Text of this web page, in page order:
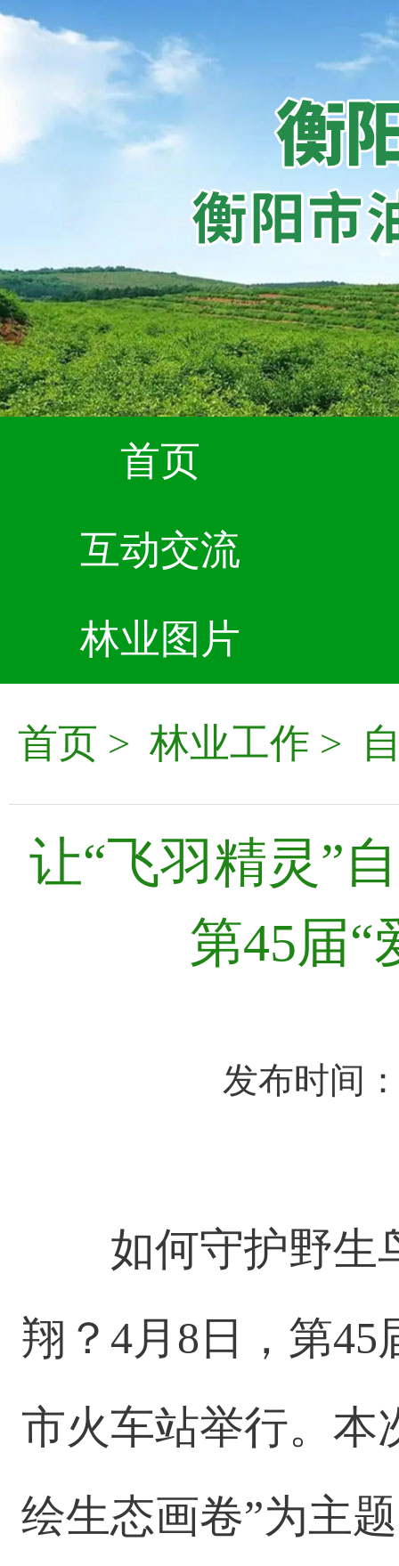
首页
互动交流
林业图片
首页 > 林业工作 >
让“飞羽精灵”
第45届“
发布时间
如何守护野生
翔？4月8日，第45
市火车站举行。本
绘生态画卷”为主